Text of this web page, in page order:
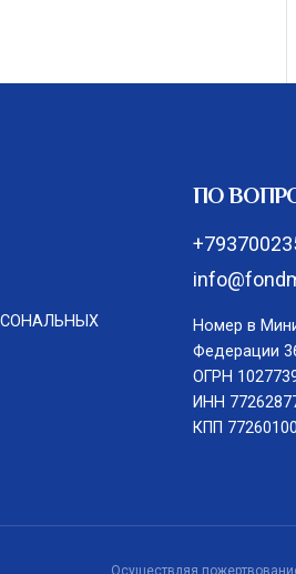
ПО
Номер в
Федерации
ОГРН
ИНН
КПП
Осуществляя